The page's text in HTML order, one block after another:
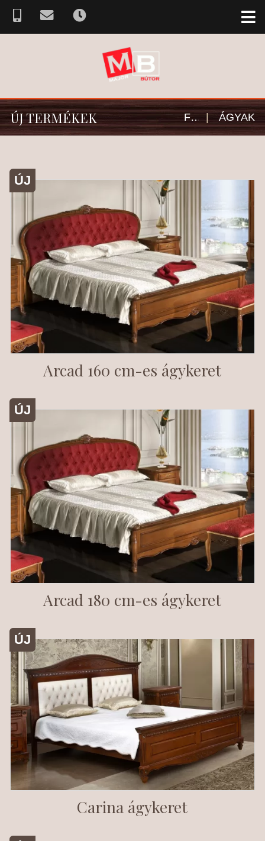
ÚJ TERMÉKEK FŐOLDAL | ÁGYAK
ÚJ
Arcad 160 cm-es ágykeret
ÚJ
Arcad 180 cm-es ágykeret
ÚJ
Carina ágykeret